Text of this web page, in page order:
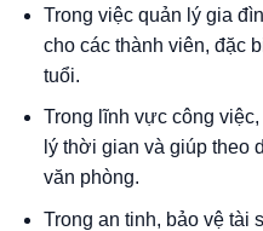
Trong việc quản lý gia
cho các thành viên, đặc
tuổi.
Trong lĩnh vực công
lý thời gian và giúp theo
văn phòng.
Trong an tinh, bảo vệ tài